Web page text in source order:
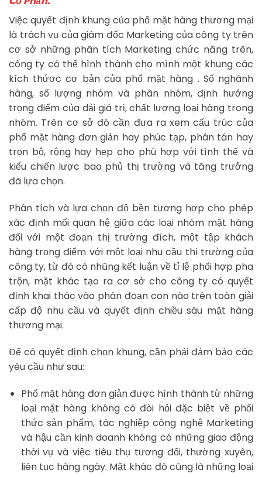
Việc quyết định khung của phổ mặt hàng thương mại
là trách vụ của giám đốc Marketing của công ty trên
cơ sở những phân tích Marketing chức năng trên,
công ty có thể hình thành cho mình một khung các
kích thứơc cơ bản của phổ mặt hàng . Số nghành
hàng, số lượng nhóm và phân nhóm, định hướng
trọng điểm của dải giá trị, chất lượng loại hàng trong
nhóm. Trên cơ sở đó cần đưa ra xem cấu trúc của
phổ mặt hàng đơn giản hay phúc tạp, phân tán hay
trọn bộ, rộng hay hẹp cho phù hợp với tình thế và
kiểu chiến lược bao phủ thị trường và tăng trưởng
đã lựa chọn.
Phân tích và lựa chọn độ bền tương hợp cho phép
xác định mối quan hệ giữa các loại nhóm mặt hàng
đối với một đoạn thị trường đích, một tập khách
hàng trọng điểm với một loại nhu cầu thị trường của
công ty, từ đó có nhũng kết luận về tỉ lệ phối hợp pha
trộn, mặt khác tạo ra cơ sở cho công ty có quyết
định khai thác vào phân đoạn con nào trên toàn giải
cấp độ nhu cầu và quyết định chiều sâu mặt hàng
thương mại.
Để có quyết định chọn khung, cần phải đảm bảo các
yêu cầu như sau:
Phổ mặt hàng đơn giản được hình thành từ những
loại mặt hàng không có đòi hỏi đặc biệt về phối
thức sản phẩm, tác nghiệp công nghệ Marketing
và hậu cần kinh doanh không có những giao động
thời vụ và việc tiêu thụ tương đối, thường xuyên,
liên tục hàng ngày. Mặt khác đó cũng là những loại